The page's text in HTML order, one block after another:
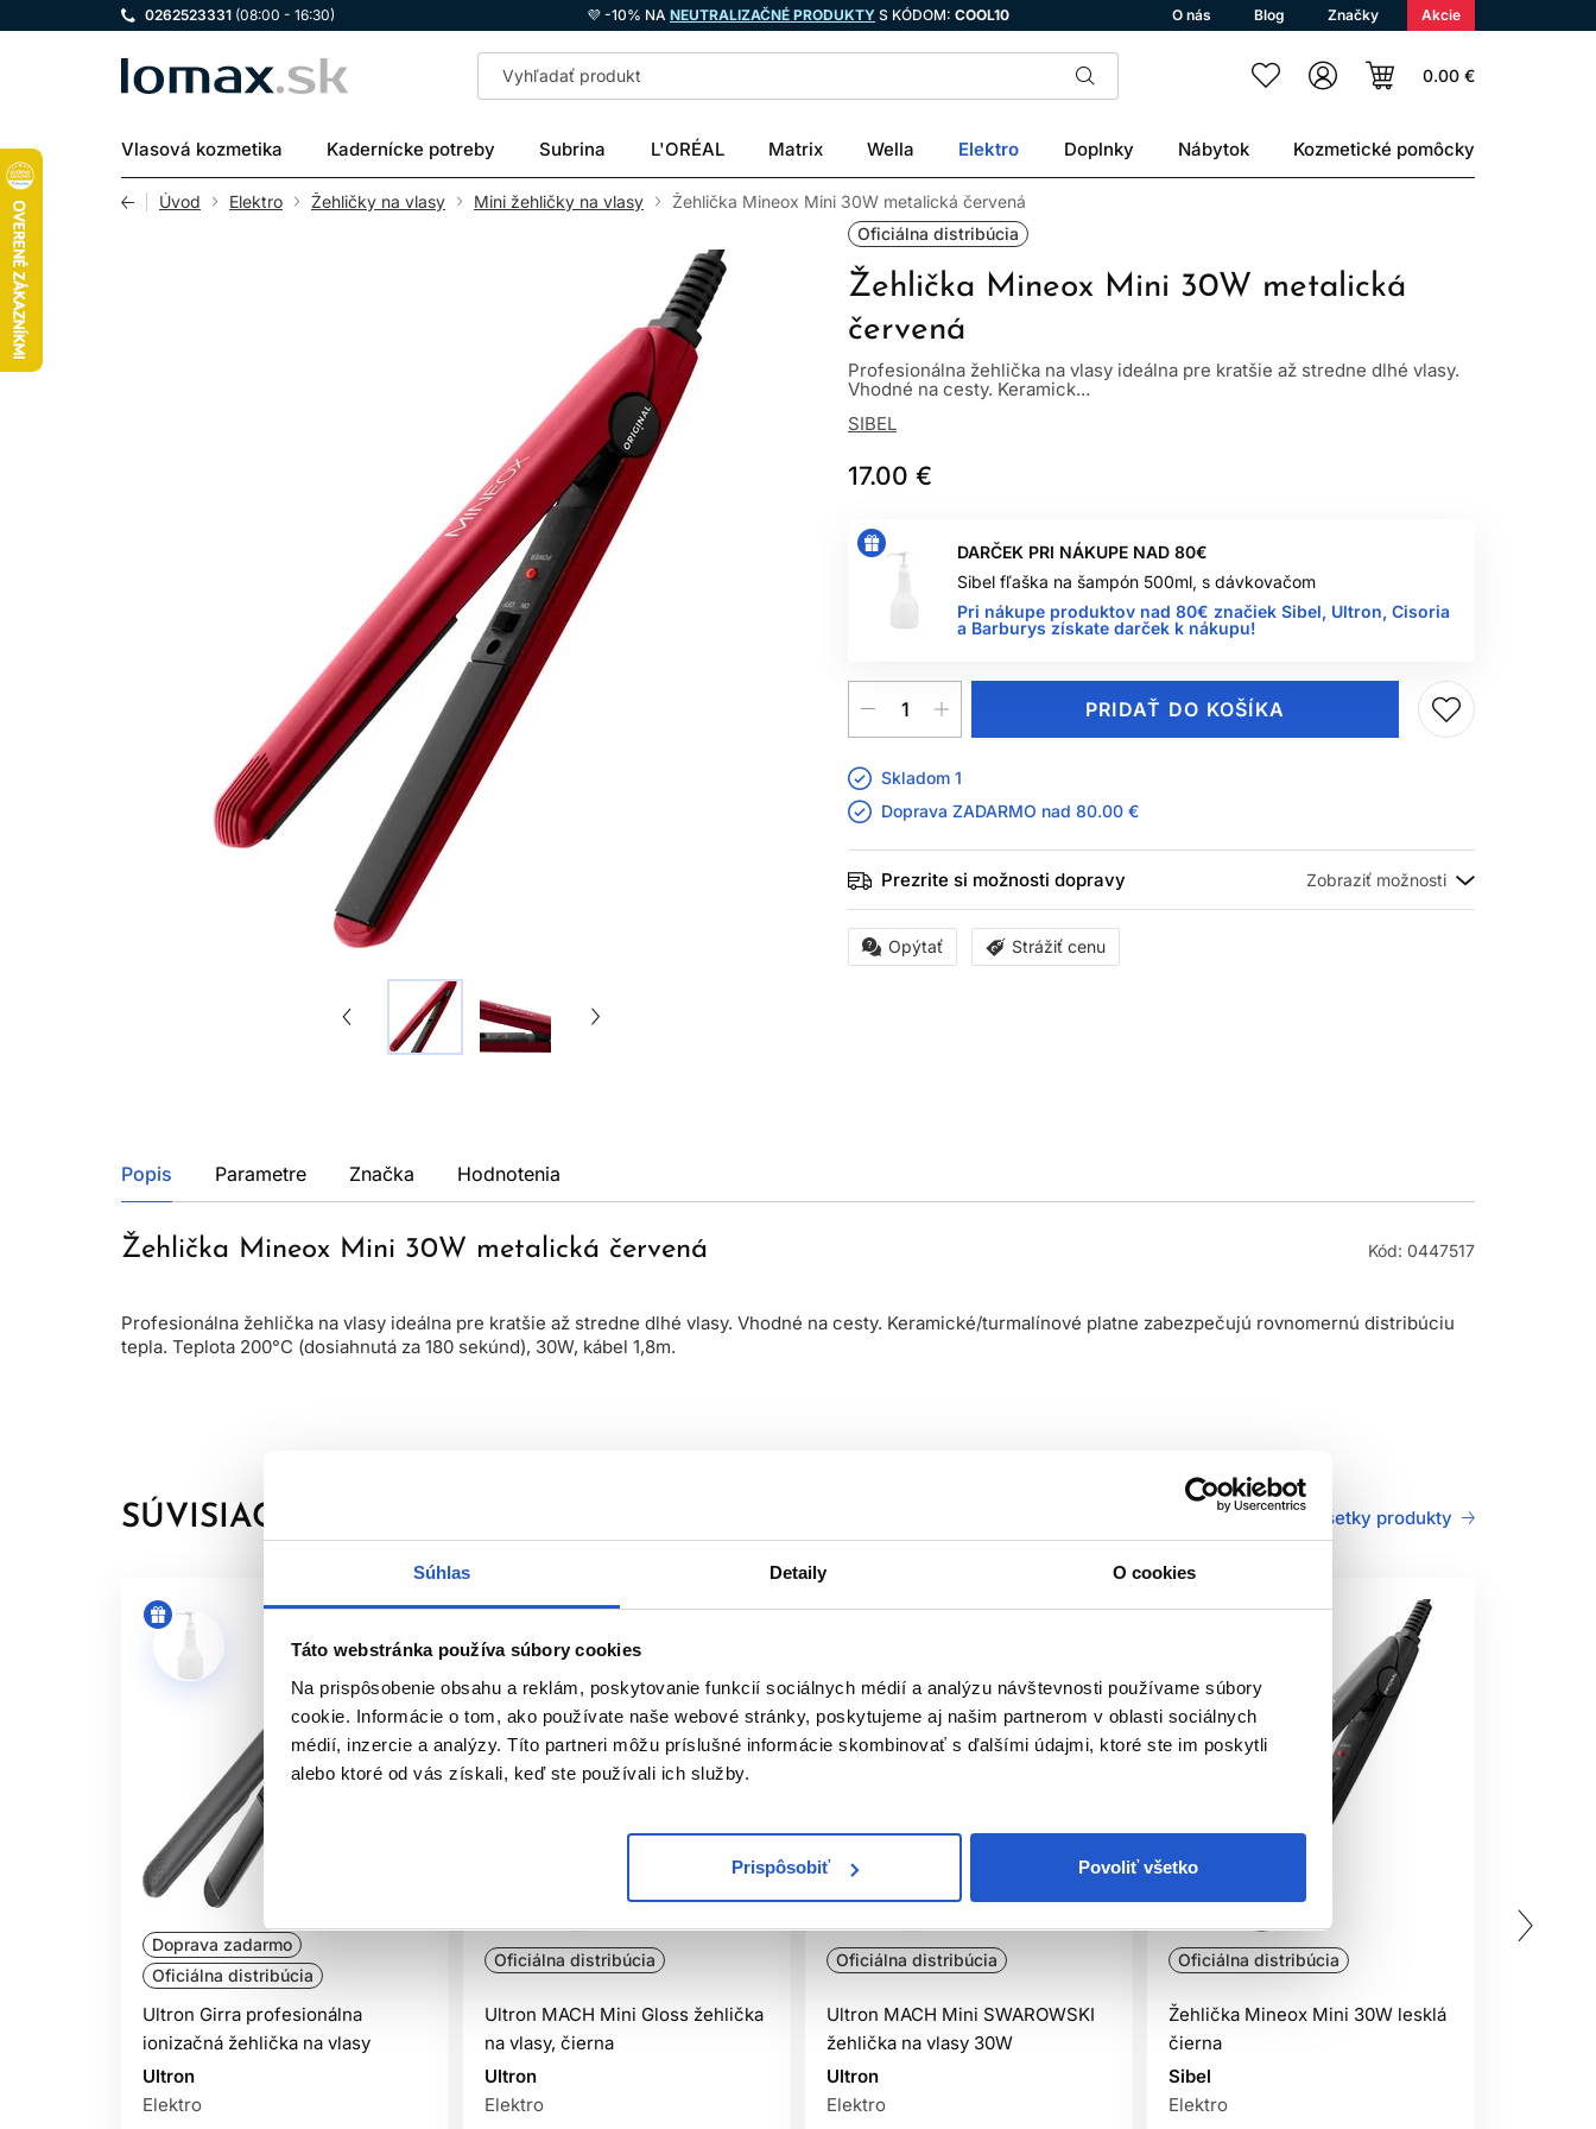
Súhlas Detaily O cookies
Táto webstránka používa súbory cookies
Na prispôsobenie obsahu a reklám, poskytovanie funkcií sociálnych médií a analýzu návštevnosti používame súbory
cookie. Informácie o tom, ako používate naše webové stránky, poskytujeme aj našim partnerom v oblasti sociálnych
médií, inzercie a analýzy. Títo partneri môžu príslušné informácie skombinovať s ďalšími údajmi, ktoré ste im poskytli
alebo ktoré od vás získali, keď ste používali ich služby.
Prispôsobiť Povoliť všetko
0262523331 (08:00 - 16:30) 💜 -10% NA NEUTRALIZAČNÉ PRODUKTY S KÓDOM: COOL10 O nás Blog Značky Akcie
LOMAX 0.00 €
Vlasová kozmetika Kadernícke potreby Subrina L'ORÉAL Matrix Wella Elektro Doplnky Nábytok Kozmetické pomôcky
Úvod Elektro Žehličky na vlasy Mini žehličky na vlasy
Žehlička Mineox Mini 30W metalická červená
Oficiálna distribúcia
Žehlička Mineox Mini 30W metalická
červená
Profesionálna žehlička na vlasy ideálna pre kratšie až stredne dlhé vlasy.
Vhodné na cesty. Keramick...
SIBEL
17.00 €
DARČEK PRI NÁKUPE NAD 80€
Sibel fľaška na šampón 500ml, s dávkovačom
Pri nákupe produktov nad 80€ značiek Sibel, Ultron, Cisoria
a Barburys získate darček k nákupu!
PRIDAŤ DO KOŠÍKA
Skladom 1
Doprava ZADARMO nad 80.00 €
Prezrite si možnosti dopravy
Opýtať Strážiť cenu
Popis Parametre Značka Hodnotenia
Žehlička Mineox Mini 30W metalická červená Kód: 0447517
Profesionálna žehlička na vlasy ideálna pre kratšie až stredne dlhé vlasy. Vhodné na cesty. Keramické/turmalínové platne zabezpečujú rovnomernú distribúciu
tepla. Teplota 200°C (dosiahnutá za 180 sekúnd), 30W, kábel 1,8m.
SÚVISIACE PRODUKTY Všetky produkty
Doprava zadarmo
Oficiálna distribúcia
Ultron Girra profesionálna
ionizačná žehlička na vlasy
Ultron
Elektro
Oficiálna distribúcia
Ultron MACH Mini Gloss žehlička
na vlasy, čierna
Ultron
Elektro
Oficiálna distribúcia
Ultron MACH Mini SWAROWSKI
žehlička na vlasy 30W
Ultron
Elektro
Oficiálna distribúcia
Žehlička Mineox Mini 30W lesklá
čierna
Sibel
Elektro
Doprava